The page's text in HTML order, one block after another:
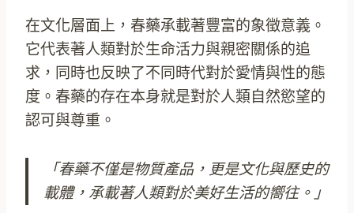
在文化層面上，春藥承載著豐富的象徵意義。
它代表著人類對於生命活力與親密關係的追
求，同時也反映了不同時代對於愛情與性的態
度。春藥的存在本身就是對於人類自然慾望的
認可與尊重。
「春藥不僅是物質產品，更是文化與歷史的
載體，承載著人類對於美好生活的嚮往。」